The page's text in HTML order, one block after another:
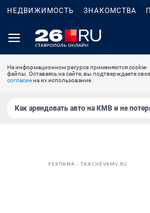
НЕДВИЖИМОСТЬ ЗНАКОМСТВА
На информационном ресурсе применяются cookie-
файлы. Оставаясь на сайте, вы подтверждаете свое
согласиена их использование.
Как арендовать авто на КМВ и не
РЕКЛАМА • TKACHEVKMV.RU